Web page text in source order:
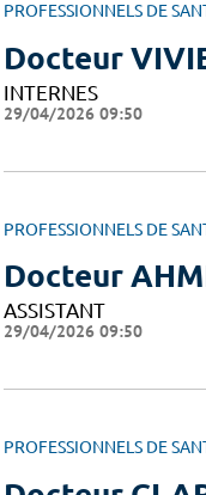
PROFESSIONNELS DE
Docteur
INTERNES
29/04/2026 09:50
PROFESSIONNELS DE
Docteur
ASSISTANT
29/04/2026 09:50
PROFESSIONNELS DE